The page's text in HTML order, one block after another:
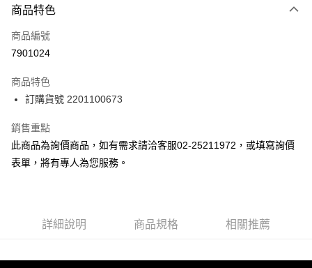
Apple Pay
ATM付款
郵寄到府(台灣本島適用)
台灣離島寄送(基本運費100元+離島加收80元)
每筆NT$180，滿NT$2,000(含以上)免運費
商品特色
商品編號
7901024
商品特色
訂購貨號 2201100673
銷售重點
此商品為詢價商品，如有需求請洽客服02-25211972，或填寫詢價
表單，將有專人為您服務。
詳細說明 商品規格 相關推薦